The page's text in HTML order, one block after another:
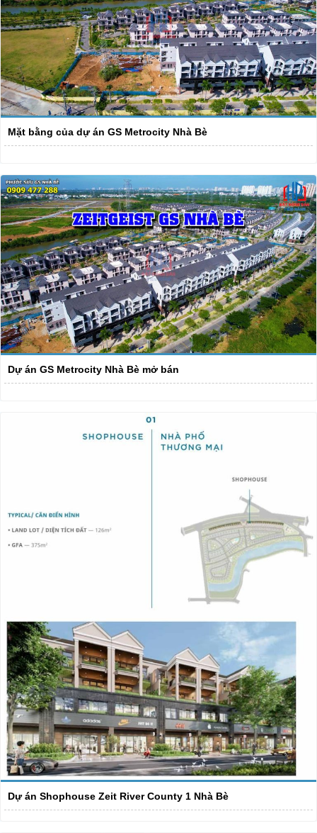
Mặt bằng của dự án GS Metrocity Nhà Bè
Dự án GS Metrocity Nhà Bè mở bán
Dự án Shophouse Zeit River County 1 Nhà Bè